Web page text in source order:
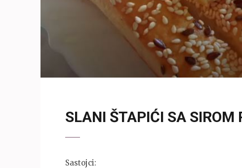
SLANI ŠTAPIĆI SA
Sastojci: